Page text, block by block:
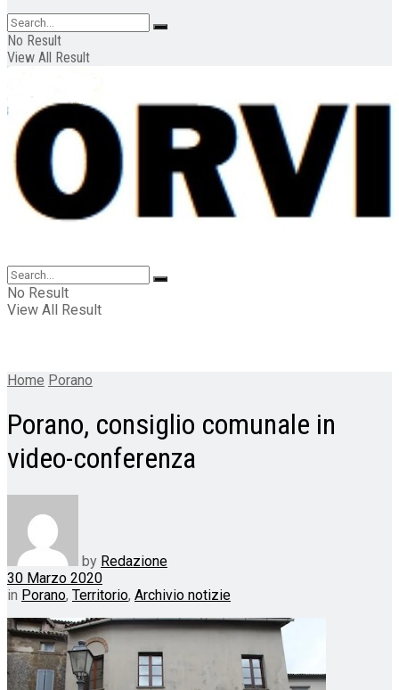
No Result
View All Result
No Result
View All Result
Home Porano
Porano, consiglio comunale in
video-conferenza
by Redazione
30 Marzo 2020
in Porano, Territorio, Archivio notizie